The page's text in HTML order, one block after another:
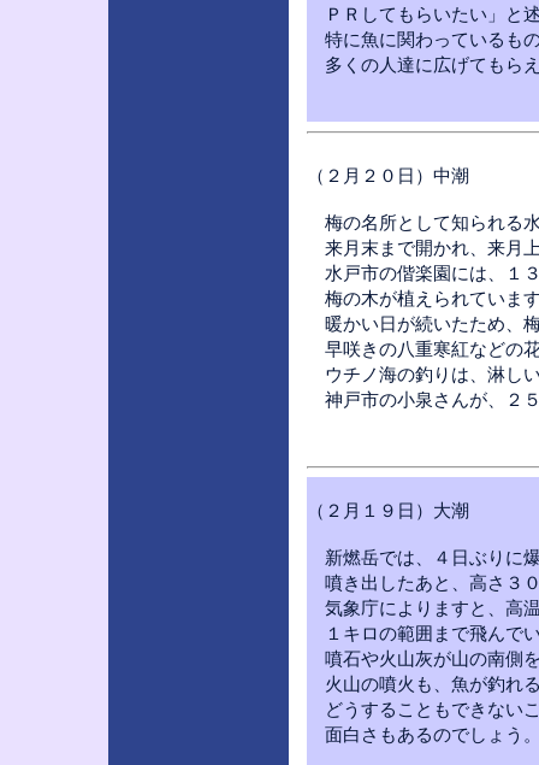
ＰＲしてもらいたい」と
特に魚に関わっているも
多くの人達に広げてもら
（２月２０日）中潮
梅の名所として知られる
来月末まで開かれ、来月
水戸市の偕楽園には、１
梅の木が植えられていま
暖かい日が続いたため、
早咲きの八重寒紅などの
ウチノ海の釣りは、淋し
神戸市の小泉さんが、２
（２月１９日）大潮
新燃岳では、４日ぶりに
噴き出したあと、高さ３
気象庁によりますと、高
１キロの範囲まで飛んで
噴石や火山灰が山の南側
火山の噴火も、魚が釣れ
どうすることもできない
面白さもあるのでしょう